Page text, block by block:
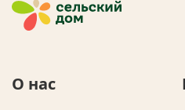
О нас